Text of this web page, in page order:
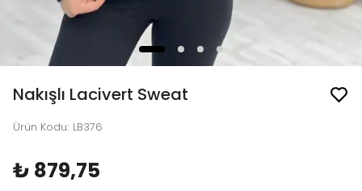
Nakışlı Lacivert Sweat
Ürün Kodu: LB376
₺ 879,75